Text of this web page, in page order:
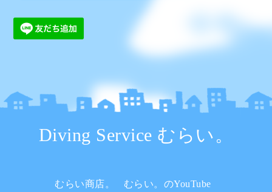
Diving Service むらい。
むらい商店。 むらい。のYouTube